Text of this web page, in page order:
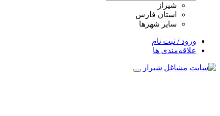
شیراز
استان فارس
سایر شهرها
ورود / ثبت نام
علاقه‌مندی ها